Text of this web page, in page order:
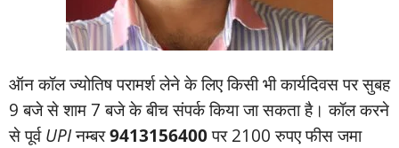
ऑन कॉल ज्‍योतिष परामर्श लेने के लिए किसी भी कार्यदिवस पर सुबह
9 बजे से शाम 7 बजे के बीच संपर्क किया जा सकता है। कॉल करने
से पूर्वUPIनम्‍बर9413156400पर 2100 रुपए फीस जमा